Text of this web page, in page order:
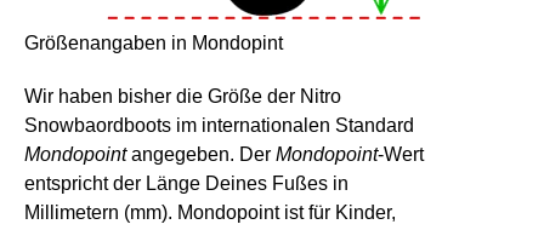
Größenangaben in Mondopint
Wir haben bisher die Größe der Nitro
Snowbaordboots im internationalen Standard
Mondopointangegeben. Der Mondopoint-Wert
entspricht der Länge Deines Fußes in
Millimetern (mm). Mondopoint ist für Kinder,